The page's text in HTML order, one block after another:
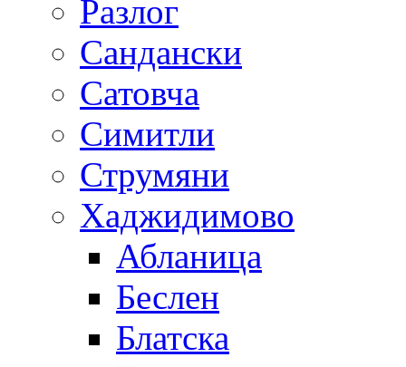
Разлог
Сандански
Сатовча
Симитли
Струмяни
Хаджидимово
Абланица
Беслен
Блатска